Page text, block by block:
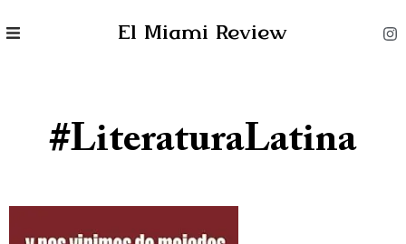
El Miami Review
#LiteraturaLatina